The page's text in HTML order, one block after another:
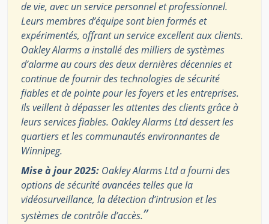
de vie, avec un service personnel et professionnel.
Leurs membres d’équipe sont bien formés et
expérimentés, offrant un service excellent aux clients.
Oakley Alarms a installé des milliers de systèmes
d’alarme au cours des deux dernières décennies et
continue de fournir des technologies de sécurité
fiables et de pointe pour les foyers et les entreprises.
Ils veillent à dépasser les attentes des clients grâce à
leurs services fiables. Oakley Alarms Ltd dessert les
quartiers et les communautés environnantes de
Winnipeg.
Mise à jour 2025: Oakley Alarms Ltd a fourni des
options de sécurité avancées telles que la
vidéosurveillance, la détection d’intrusion et les
systèmes de contrôle d’accès.”